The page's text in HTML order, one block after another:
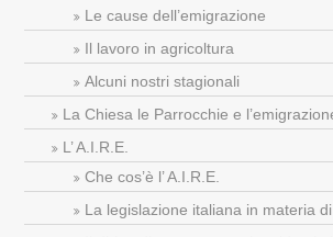
Le cause dell’emigrazione
Il lavoro in agricoltura
Alcuni nostri stagionali
La Chiesa le Parrocchie e
L’ A.I.R.E.
Che cos’è l’ A.I.R.E.
La legislazione italiana in materia